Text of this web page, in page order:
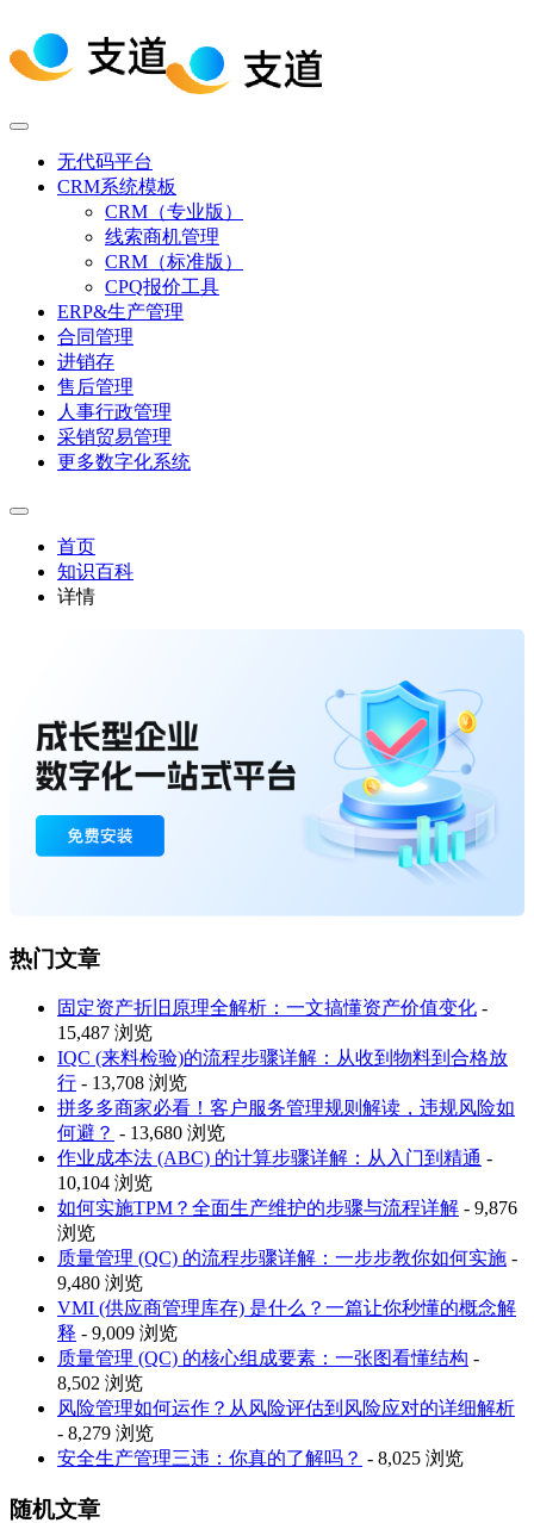
无代码平台
CRM系统模板
CRM（专业版）
线索商机管理
CRM（标准版）
CPQ报价工具
ERP&生产管理
合同管理
进销存
售后管理
人事行政管理
采销贸易管理
更多数字化系统
首页
知识百科
详情
热门文章
固定资产折旧原理全解析：一文搞懂资产价值变化 -
15,487 浏览
IQC (来料检验)的流程步骤详解：从收到物料到合格放
行 - 13,708 浏览
拼多多商家必看！客户服务管理规则解读，违规风险如
何避？ - 13,680 浏览
作业成本法 (ABC) 的计算步骤详解：从入门到精通 -
10,104 浏览
如何实施TPM？全面生产维护的步骤与流程详解 - 9,876
浏览
质量管理 (QC) 的流程步骤详解：一步步教你如何实施 -
9,480 浏览
VMI (供应商管理库存) 是什么？一篇让你秒懂的概念解
释 - 9,009 浏览
质量管理 (QC) 的核心组成要素：一张图看懂结构 -
8,502 浏览
风险管理如何运作？从风险评估到风险应对的详细解析
- 8,279 浏览
安全生产管理三违：你真的了解吗？ - 8,025 浏览
随机文章